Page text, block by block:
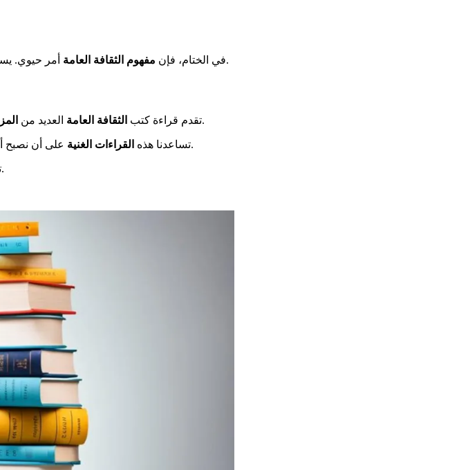
في الختام، فإن مفهوم الثقافة العامة أمر حيوي. والازدهار.
تقدم قراءة كتب الثقافة العامة العديد من . إنها تغني حياتنا اليومية. نكتشف معارف جديدة في مجالات متعددة، مثل التاريخ والأدب والعلوم والسياسة.
تساعدنا هذه القراءات الغنية على أن نصبح .
للامتحانات.